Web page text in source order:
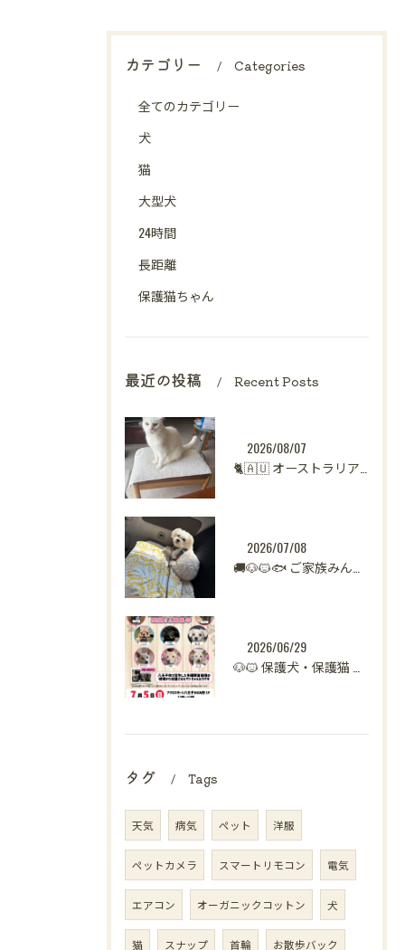
カテゴリー Categories
全てのカテゴリー
犬
猫
大型犬
24時間
長距離
保護猫ちゃん
最近の投稿 Recent Posts
2026/08/07
2026/07/08
2026/06/29
タグ Tags
天気 病気 ペット 洋服
ペットカメラ スマートリモコン 電気
エアコン オーガニックコットン 犬
猫 スナップ 首輪 お散歩バック